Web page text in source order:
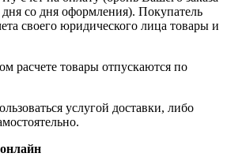
дня со дня оформления). Покупатель
своего юридического лица товары и
расчете товары отпускаются по
услугой доставки, либо